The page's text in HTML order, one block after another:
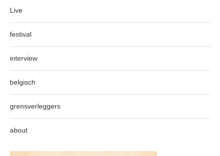
Live
festival
interview
belgisch
grensverleggers
about